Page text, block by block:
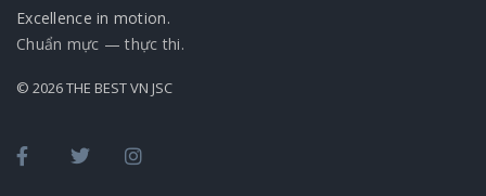
Excellence in motion.
Chuẩn mực — thực thi.
© 2026 THE BEST VN JSC